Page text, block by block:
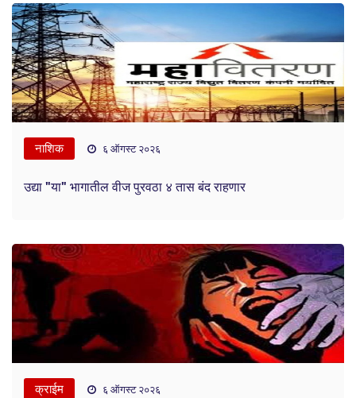
नाशिक ६ ऑगस्ट २०२६
उद्या "या" भागातील वीज पुरवठा ४ तास बंद राहणार
क्राईम ६ ऑगस्ट २०२६